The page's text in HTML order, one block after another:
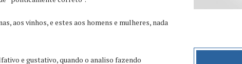
aos vinhos, e estes aos homens e mulheres, nada
e gustativo, quando o analiso fazendo